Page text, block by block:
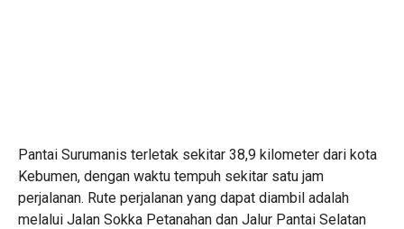
Pantai Surumanis terletak sekitar 38,9 kilometer dari kota
Kebumen, dengan waktu tempuh sekitar satu jam
perjalanan. Rute perjalanan yang dapat diambil adalah
melalui Jalan Sokka Petanahan dan Jalur Pantai Selatan